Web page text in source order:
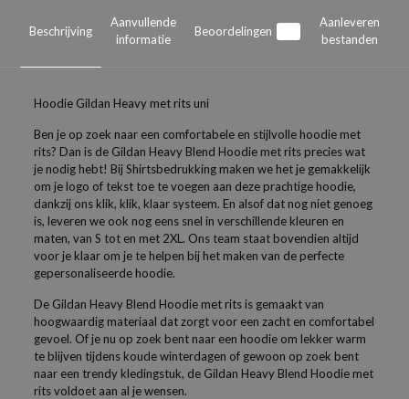
Beschrijving
Aanvullende
informatie
Beoordelingen
Aanleveren
bestanden
Hoodie Gildan Heavy met rits uni
Ben je op zoek naar een comfortabele en stijlvolle hoodie met
rits? Dan is de Gildan Heavy Blend Hoodie met rits precies wat
je nodig hebt! Bij Shirtsbedrukking maken we het je gemakkelijk
om je logo of tekst toe te voegen aan deze prachtige hoodie,
dankzij ons klik, klik, klaar systeem. En alsof dat nog niet genoeg
is, leveren we ook nog eens snel in verschillende kleuren en
maten, van S tot en met 2XL. Ons team staat bovendien altijd
voor je klaar om je te helpen bij het maken van de perfecte
gepersonaliseerde hoodie.
De Gildan Heavy Blend Hoodie met rits is gemaakt van
hoogwaardig materiaal dat zorgt voor een zacht en comfortabel
gevoel. Of je nu op zoek bent naar een hoodie om lekker warm
te blijven tijdens koude winterdagen of gewoon op zoek bent
naar een trendy kledingstuk, de Gildan Heavy Blend Hoodie met
rits voldoet aan al je wensen.